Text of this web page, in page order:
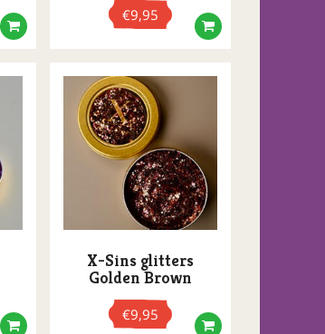
€9,95
X-Sins glitters
Golden Brown
€9,95